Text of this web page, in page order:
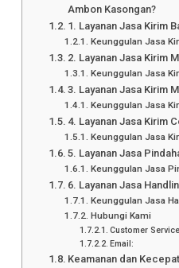
Ambon Kasongan?
1. Layanan Jasa Kirim
Keunggulan Jasa
2. Layanan Jasa Kirim
Keunggulan Jasa
3. Layanan Jasa Kirim
Keunggulan Jasa
4. Layanan Jasa Kirim
Keunggulan Jasa
5. Layanan Jasa
Keunggulan Jasa
6. Layanan Jasa
Keunggulan Jasa
Hubungi Kami
Customer
Email:
Keamanan dan